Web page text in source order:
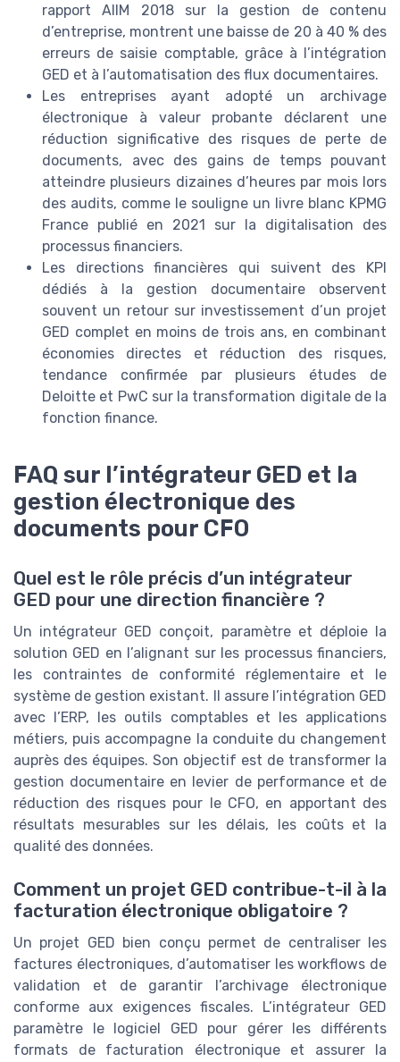
rapport AIIM 2018 sur la gestion de contenu
d’entreprise, montrent une baisse de 20 à 40 % des
erreurs de saisie comptable, grâce à l’intégration
GED et à l’automatisation des flux documentaires.
Les entreprises ayant adopté un archivage
électronique à valeur probante déclarent une
réduction significative des risques de perte de
documents, avec des gains de temps pouvant
atteindre plusieurs dizaines d’heures par mois lors
des audits, comme le souligne un livre blanc KPMG
France publié en 2021 sur la digitalisation des
processus financiers.
Les directions financières qui suivent des KPI
dédiés à la gestion documentaire observent
souvent un retour sur investissement d’un projet
GED complet en moins de trois ans, en combinant
économies directes et réduction des risques,
tendance confirmée par plusieurs études de
Deloitte et PwC sur la transformation digitale de la
fonction finance.
FAQ sur l’intégrateur GED et la
gestion électronique des
documents pour CFO
Quel est le rôle précis d’un intégrateur
GED pour une direction financière ?
Un intégrateur GED conçoit, paramètre et déploie la
solution GED en l’alignant sur les processus financiers,
les contraintes de conformité réglementaire et le
système de gestion existant. Il assure l’intégration GED
avec l’ERP, les outils comptables et les applications
métiers, puis accompagne la conduite du changement
auprès des équipes. Son objectif est de transformer la
gestion documentaire en levier de performance et de
réduction des risques pour le CFO, en apportant des
résultats mesurables sur les délais, les coûts et la
qualité des données.
Comment un projet GED contribue-t-il à la
facturation électronique obligatoire ?
Un projet GED bien conçu permet de centraliser les
factures électroniques, d’automatiser les workflows de
validation et de garantir l’archivage électronique
conforme aux exigences fiscales. L’intégrateur GED
paramètre le logiciel GED pour gérer les différents
formats de facturation électronique et assurer la